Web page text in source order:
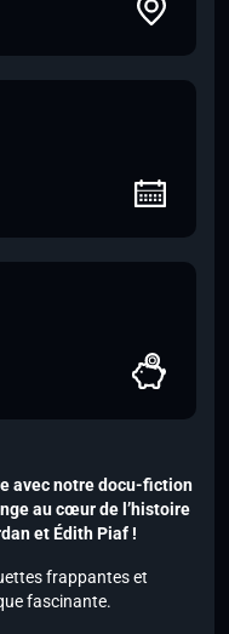
avec notre docu-fiction
au cœur de l’histoire
et Édith Piaf !
frappantes et
fascinante.